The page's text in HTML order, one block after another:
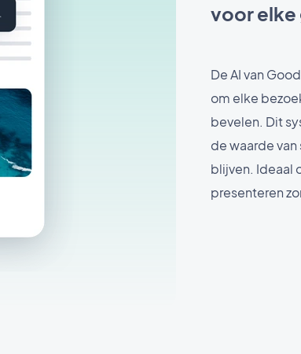
voor
De AI van
om elke
bevelen. Dit
de waarde
blijven. Ideaal
presenteren